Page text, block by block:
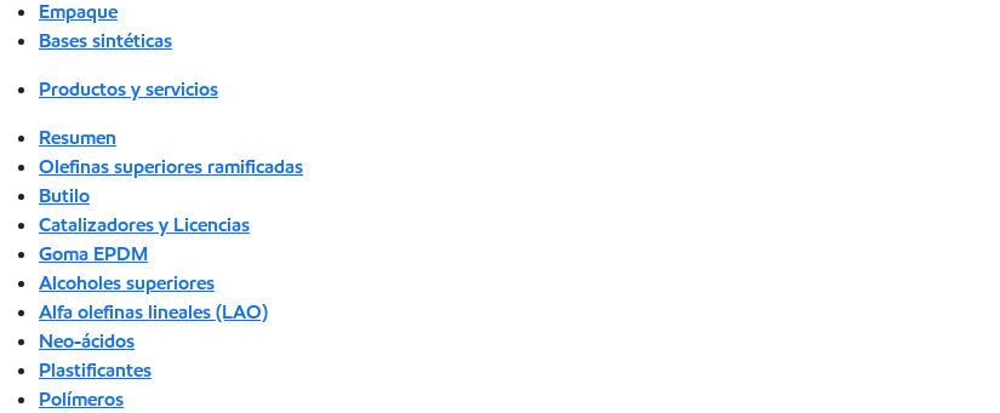
Empaque
Bases sintéticas
Productos y servicios
Resumen
Olefinas superiores ramificadas
Butilo
Catalizadores y Licencias
Goma EPDM
Alcoholes superiores
Alfa olefinas lineales (LAO)
Neo-ácidos
Plastificantes
Polímeros